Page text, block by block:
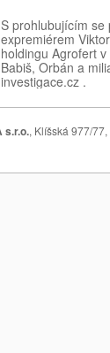
S prohlubujícím se
expremiérem
holdingu Agrofert
Babiš, Orbán a
investigace.cz .
s.r.o., Klíšská 977/